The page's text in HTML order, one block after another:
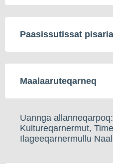
Paasissutissat
Maalaaruteqarneq
Uannga
Kultureqarnermut,
Ilageeqarnermullu